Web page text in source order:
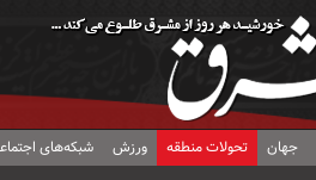
جهان تحولات منطقه ورزش شبکه‌های